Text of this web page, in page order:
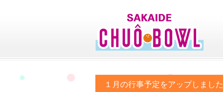
１月の行事予定をアップしました